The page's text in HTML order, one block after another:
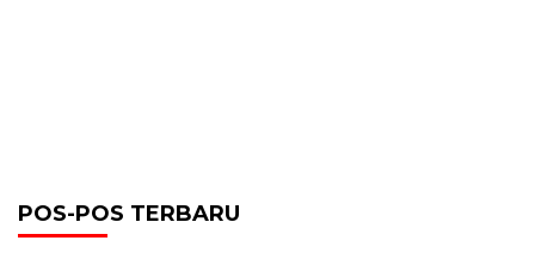
POS-POS TERBARU